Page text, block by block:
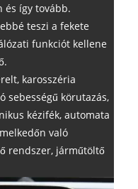
és így tovább.
teszi a fekete
funkciót kellene
karosszéria
sebességű körutazás,
kézifék, automata
való
rendszer, járműtöltő